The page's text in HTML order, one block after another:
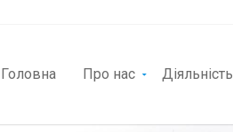
Головна Про нас Діяльність